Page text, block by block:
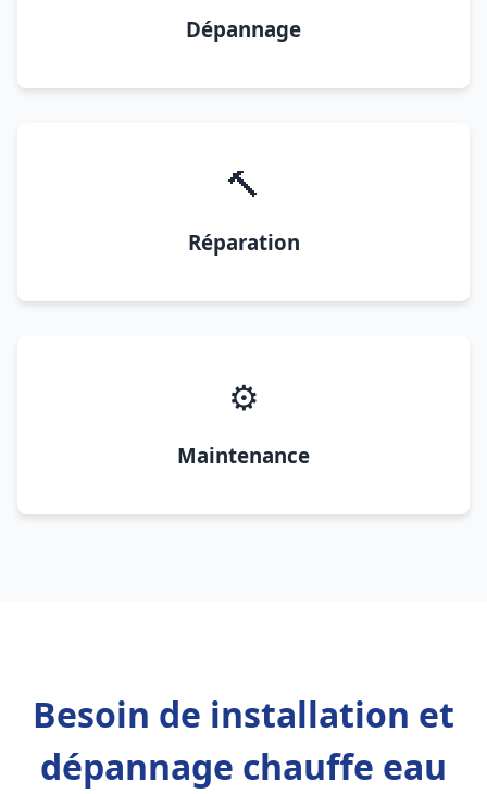
Dépannage
🔨
Réparation
⚙️
Maintenance
Besoin de installation et
dépannage chauffe eau